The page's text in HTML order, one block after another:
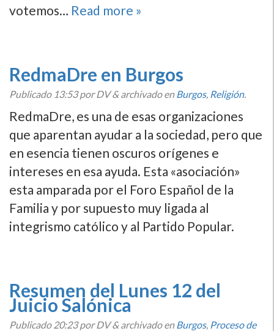
votemos… Read more »
RedmaDre en Burgos
Publicado 13:53por DV&archivado enBurgos, Religión.
RedmaDre, es una de esas organizaciones
que aparentan ayudar a la sociedad, pero que
en esencia tienen oscuros orí­genes e
intereses en esa ayuda. Esta «asociación»
esta amparada por el Foro Español de la
Familia y por supuesto muy ligada al
integrismo católico y al Partido Popular.
Resumen del Lunes 12 del
Juicio Salónica
Publicado20:23por DV&archivado enBurgos, Proceso de